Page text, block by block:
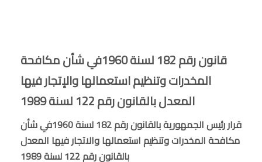
قانون رقم 182 لسنة 1960في شأن مكافحة
المخدرات وتنظيم استعمالها والإتجار فيها
المعدل بالقانون رقم 122 لسنة 1989
قرار رئيس الجمهورية بالقانون رقم 182 لسنة 1960في شأن
مكافحة المخدرات وتنظيم استعمالها والاتجار فيها المعدل
بالقانون رقم 122 لسنة 1989